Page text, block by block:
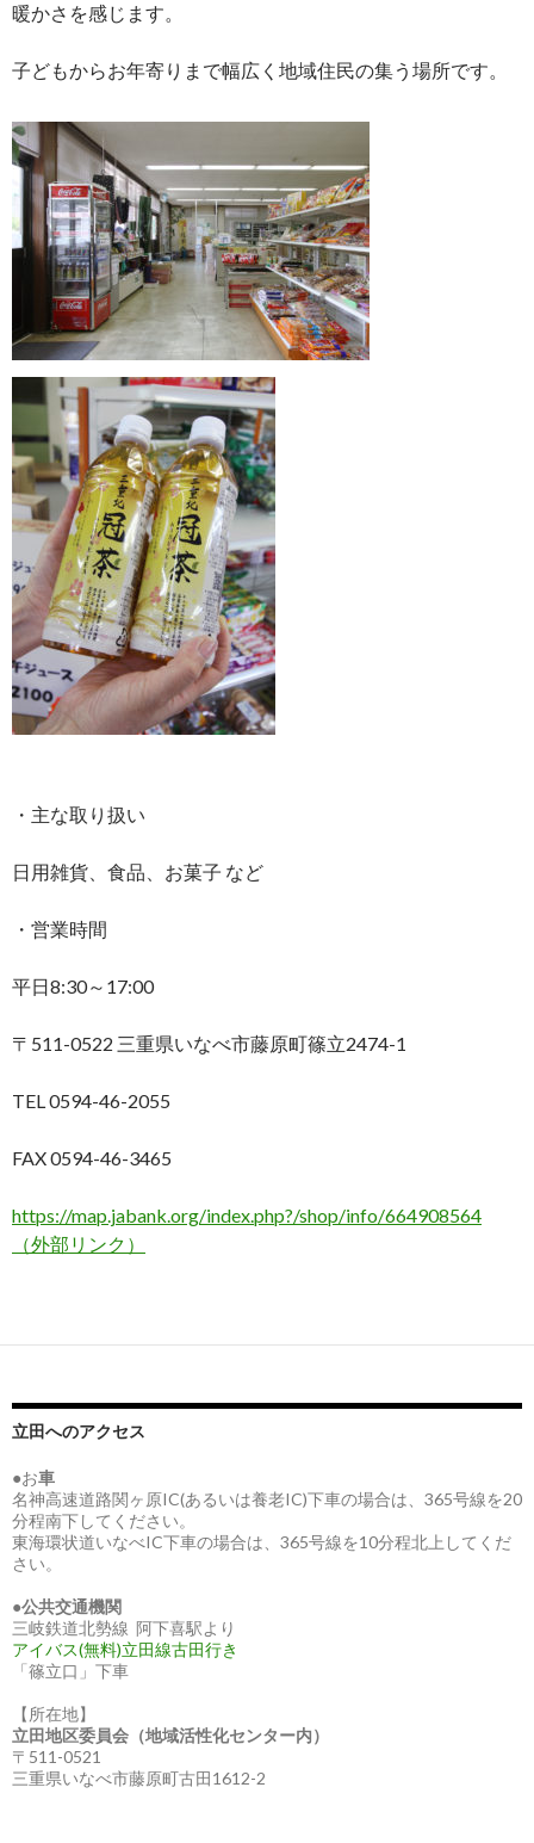
暖かさを感じます。
子どもからお年寄りまで幅広く地域住民の集う場所です。
・主な取り扱い
日用雑貨、食品、お菓子 など
・営業時間
平日8:30～17:00
〒511-0522 三重県いなべ市藤原町篠立2474-1
TEL 0594-46-2055
FAX 0594-46-3465
https://map.jabank.org/index.php?/shop/info/664908564
（外部リンク）
立田へのアクセス
●お車
名神高速道路関ヶ原IC(あるいは養老IC)下車の場合は、365号線を20
分程南下してください。
東海環状道いなべIC下車の場合は、365号線を10分程北上してくだ
さい。
●公共交通機関
三岐鉄道北勢線 阿下喜駅より
アイバス(無料)立田線古田行き
「篠立口」下車
【所在地】
立田地区委員会（地域活性化センター内）
〒511-0521
三重県いなべ市藤原町古田1612-2